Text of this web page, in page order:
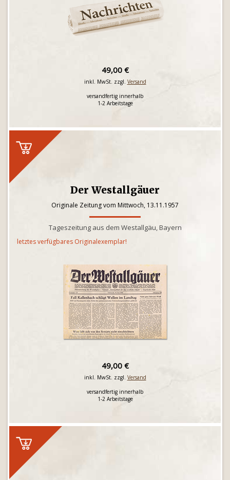
49,00 €
inkl. MwSt. zzgl. Versand
versandfertig innerhalb
1-2 Arbeitstage
Der Westallgäuer
Originale Zeitung vom Mittwoch, 13.11.1957
Tageszeitung aus dem Westallgäu, Bayern
letztes verfügbares Originalexemplar!
49,00 €
inkl. MwSt. zzgl. Versand
versandfertig innerhalb
1-2 Arbeitstage